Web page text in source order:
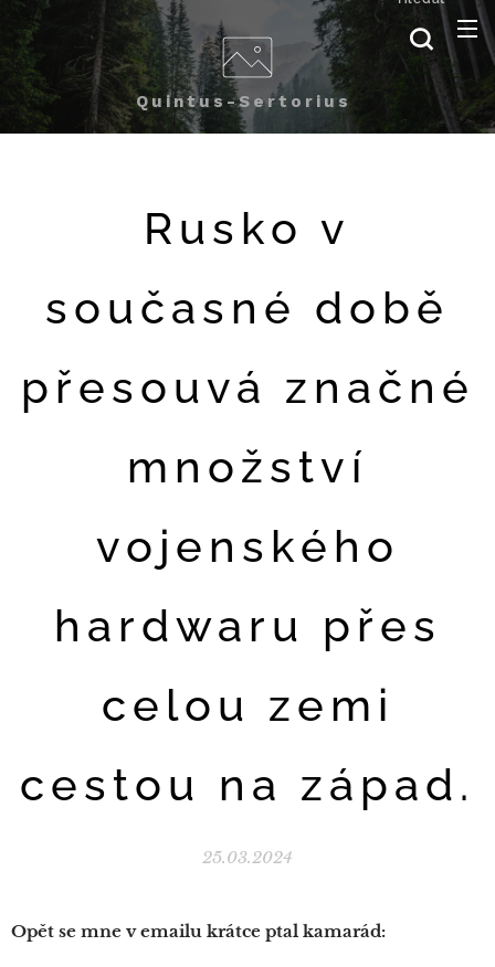
Quintus-Sertorius
Rusko v
současné době
přesouvá značné
množství
vojenského
hardwaru přes
celou zemi
cestou na západ.
25.03.2024
Opět se mne v emailu krátce ptal kamarád: